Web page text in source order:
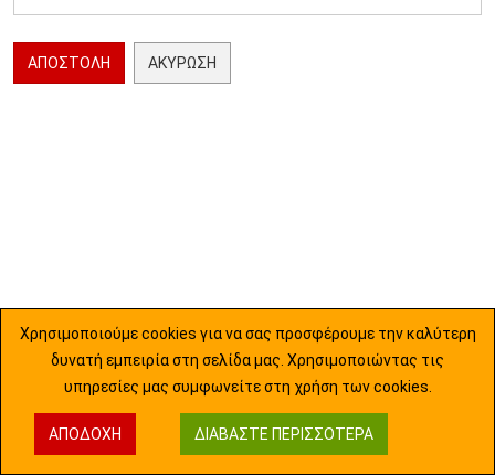
ΑΠΟΣΤΟΛΉ ΑΚΎΡΩΣΗ
Χρησιμοποιούμε cookies για να σας προσφέρουμε την καλύτερη
δυνατή εμπειρία στη σελίδα μας. Χρησιμοποιώντας τις
υπηρεσίες μας συμφωνείτε στη χρήση των cookies.
ΑΠΟΔΟΧΉ ΔΙΑΒΆΣΤΕ ΠΕΡΙΣΣΌΤΕΡΑ